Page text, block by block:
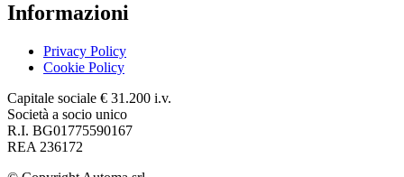
Informazioni
Privacy Policy
Cookie Policy
Capitale sociale € 31.200 i.v.
Società a socio unico
R.I. BG01775590167
REA 236172